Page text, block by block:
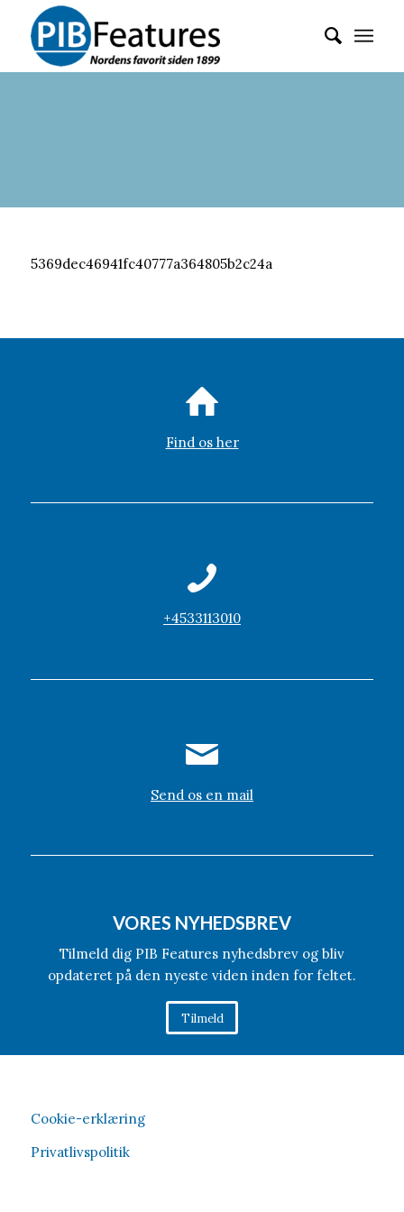
5369dec46941fc40777a364805b2c24a
Find os her
+4533113010
Send os en mail
VORES NYHEDSBREV
Tilmeld dig PIB Features nyhedsbrev og bliv
opdateret på den nyeste viden inden for feltet.
Tilmeld
Cookie-erklæring
Privatlivspolitik